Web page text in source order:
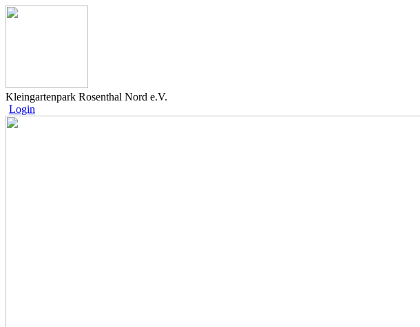
Kleingartenpark Rosenthal Nord e.V.
Login